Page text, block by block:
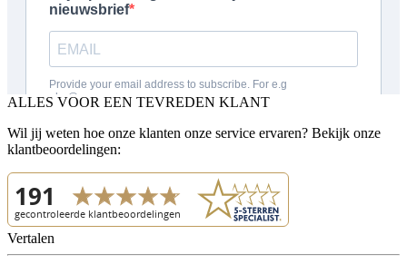
ALLES VOOR EEN TEVREDEN KLANT
Wil jij weten hoe onze klanten onze service ervaren? Bekijk onze
klantbeoordelingen:
Vertalen